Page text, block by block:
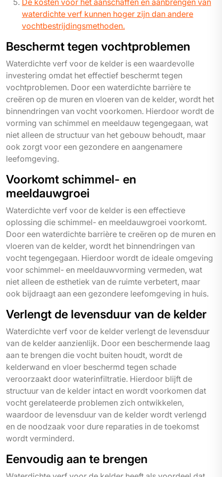
waterdichte verf kunnen hoger zijn dan andere
vochtbestrijdingsmethoden.
Beschermt tegen vochtproblemen
Waterdichte verf voor de kelder is een waardevolle
investering omdat het effectief beschermt tegen
vochtproblemen. Door een waterdichte barrière te
creëren op de muren en vloeren van de kelder, wordt het
binnendringen van vocht voorkomen. Hierdoor wordt de
vorming van schimmel en meeldauw tegengegaan, wat
niet alleen de structuur van het gebouw behoudt, maar
ook zorgt voor een gezondere en aangenamere
leefomgeving.
Voorkomt schimmel- en
meeldauwgroei
Waterdichte verf voor de kelder is een effectieve
oplossing die schimmel- en meeldauwgroei voorkomt.
Door een waterdichte barrière te creëren op de muren en
vloeren van de kelder, wordt het binnendringen van
vocht tegengegaan. Hierdoor wordt de ideale omgeving
voor schimmel- en meeldauwvorming vermeden, wat
niet alleen de esthetiek van de ruimte verbetert, maar
ook bijdraagt aan een gezondere leefomgeving in huis.
Verlengt de levensduur van de kelder
Waterdichte verf voor de kelder verlengt de levensduur
van de kelder aanzienlijk. Door een beschermende laag
aan te brengen die vocht buiten houdt, wordt de
kelderwand en vloer beschermd tegen schade
veroorzaakt door waterinfiltratie. Hierdoor blijft de
structuur van de kelder intact en wordt voorkomen dat
vocht gerelateerde problemen zich ontwikkelen,
waardoor de levensduur van de kelder wordt verlengd
en de noodzaak voor dure reparaties in de toekomst
wordt verminderd.
Eenvoudig aan te brengen